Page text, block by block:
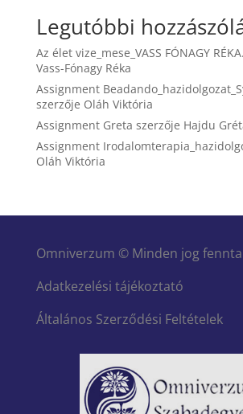
Legutóbbi
Az élet vize_mese_VASS FÓNAGY
Vass-Fónagy Réka
Assignment
szerzője Oláh Viktória
Assignment Greta szerzője Hajdu
Assignment
Oláh Viktória
Omniverzum © Minden jog
Adatkezelési tájékoztató
Általános Szerződési Feltételek